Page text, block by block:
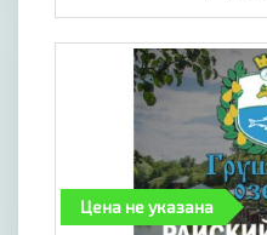
Цена не указана